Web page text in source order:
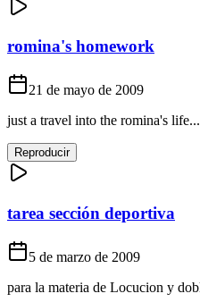
romina's homework
21 de mayo de 2009
just a travel into the romina's
Reproducir
tarea sección deportiva
5 de marzo de 2009
para la materia de Locucion y